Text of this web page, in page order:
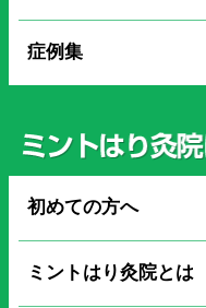
症例集
初めての方へ
ミントはり灸院とは